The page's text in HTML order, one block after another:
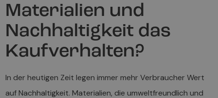
Materialien und
Nachhaltigkeit das
Kaufverhalten?
In der heutigen Zeit legen immer mehr Verbraucher Wert
auf Nachhaltigkeit. Materialien, die umweltfreundlich und